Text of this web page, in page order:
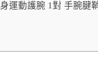
運動護腕 1對 手腕腱